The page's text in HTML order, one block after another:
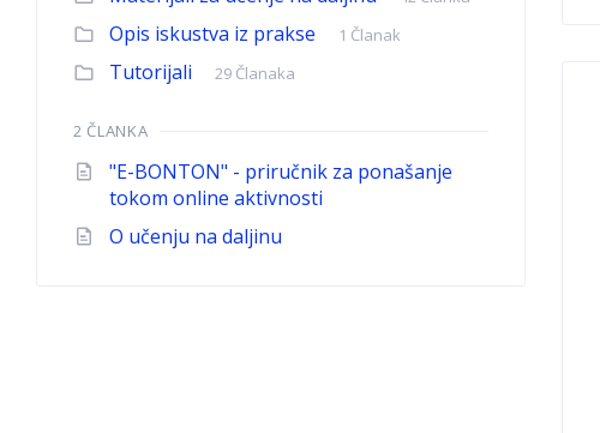
Opis iskustva iz prakse 1 Članak
Tutorijali 29 Članaka
2 ČLANKA
"E-BONTON" - priručnik za ponašanje
tokom online aktivnosti
O učenju na daljinu